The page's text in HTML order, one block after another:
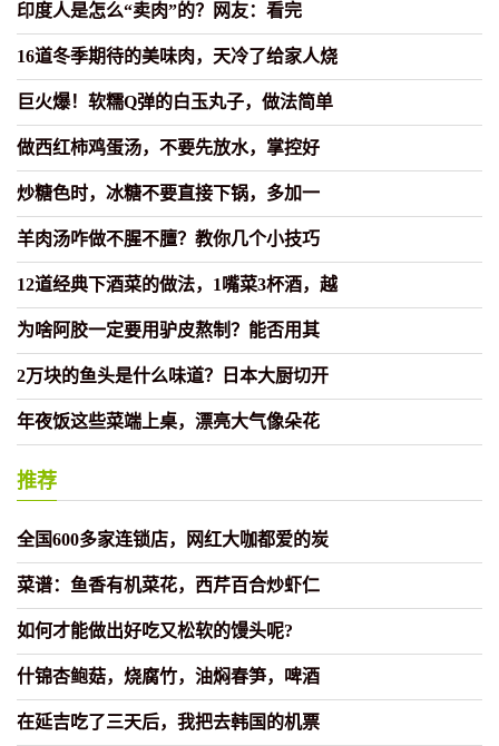
印度人是怎么“卖肉”的？网友：看完
16道冬季期待的美味肉，天冷了给家人烧
巨火爆！软糯Q弹的白玉丸子，做法简单
做西红柿鸡蛋汤，不要先放水，掌控好
炒糖色时，冰糖不要直接下锅，多加一
羊肉汤咋做不腥不膻？教你几个小技巧
12道经典下酒菜的做法，1嘴菜3杯酒，越
为啥阿胶一定要用驴皮熬制？能否用其
2万块的鱼头是什么味道？日本大厨切开
年夜饭这些菜端上桌，漂亮大气像朵花
推荐
全国600多家连锁店，网红大咖都爱的炭
菜谱：鱼香有机菜花，西芹百合炒虾仁
如何才能做出好吃又松软的馒头呢?
什锦杏鲍菇，烧腐竹，油焖春笋，啤酒
在延吉吃了三天后，我把去韩国的机票